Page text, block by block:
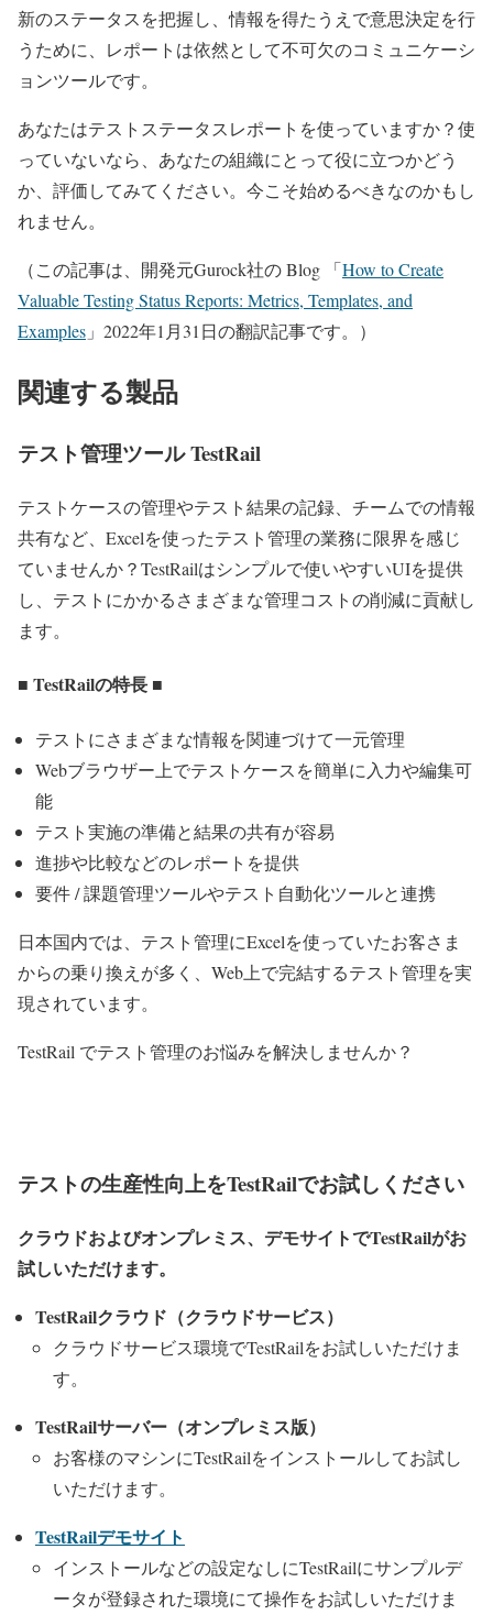
新のステータスを把握し、情報を得たうえで意思決定を行
うために、レポートは依然として不可欠のコミュニケーシ
ョンツールです。
あなたはテストステータスレポートを使っていますか？使
っていないなら、あなたの組織にとって役に立つかどう
か、評価してみてください。今こそ始めるべきなのかもし
れません。
（この記事は、開発元Gurock社の Blog 「How to Create
Valuable Testing Status Reports: Metrics, Templates, and
Examples 」2022年1月31日の翻訳記事です。）
関連する製品
テスト管理ツール TestRail
テストケースの管理やテスト結果の記録、チームでの情報
共有など、Excelを使ったテスト管理の業務に限界を感じ
ていませんか？TestRailはシンプルで使いやすいUIを提供
し、テストにかかるさまざまな管理コストの削減に貢献し
ます。
■ TestRailの特長 ■
テストにさまざまな情報を関連づけて一元管理
Webブラウザー上でテストケースを簡単に入力や編集可
能
テスト実施の準備と結果の共有が容易
進捗や比較などのレポートを提供
要件 / 課題管理ツールやテスト自動化ツールと連携
日本国内では、テスト管理にExcelを使っていたお客さま
からの乗り換えが多く、Web上で完結するテスト管理を実
現されています。
TestRail でテスト管理のお悩みを解決しませんか？
テストの生産性向上をTestRailでお試しください
クラウドおよびオンプレミス、デモサイトでTestRailがお
試しいただけます。
TestRailクラウド（クラウドサービス）
クラウドサービス環境でTestRailをお試しいただけま
す。
TestRailサーバー（オンプレミス版）
お客様のマシンにTestRailをインストールしてお試し
いただけます。
TestRailデモサイト
インストールなどの設定なしにTestRailにサンプルデ
ータが登録された環境にて操作をお試しいただけま